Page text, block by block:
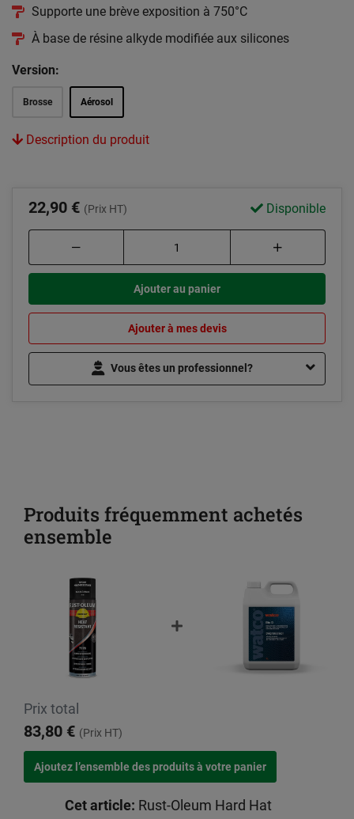
Supporte une brève exposition à 750°C
À base de résine alkyde modifiée aux silicones
Version:
Brosse Aérosol
Description du produit
22,90 € (Prix HT) Disponible
Ajouter au panier
Ajouter à mes devis
Vous êtes un professionnel?
Produits fréquemment achetés
ensemble
Prix total
83,80 € (Prix HT)
Cet article: Rust-Oleum Hard Hat